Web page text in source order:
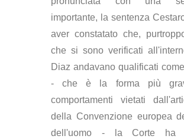
importante, la sentenza
aver constatato che,
che si sono verificati
Diaz andavano qualificati
- che è la forma più
comportamenti vietati
della Convenzione europea
dell'uomo - la Corte ha